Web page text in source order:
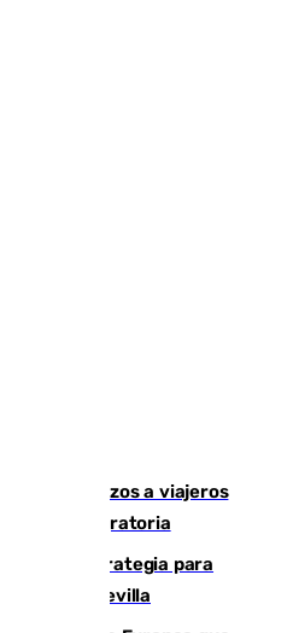
fronterizos a viajeros
presión migratoria
una estrategia para
de Sevilla